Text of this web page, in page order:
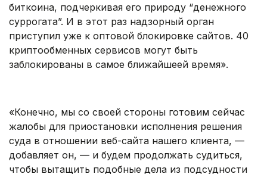
биткоина, подчеркивая его природу “денежного
суррогата”. И в этот раз надзорный орган
приступил уже к оптовой блокировке сайтов. 40
криптообменных сервисов могут быть
заблокированы в самое ближайшеей время».
«Конечно, мы со своей стороны готовим сейчас
жалобы для приостановки исполнения решения
суда в отношении веб-сайта нашего клиента, —
добавляет он, — и будем продолжать судиться,
чтобы вытащить подобные дела из подсудности